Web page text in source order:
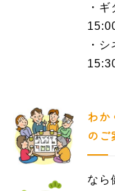
・
・
わか
のご
なら